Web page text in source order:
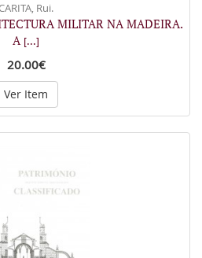
Rui.
MILITAR NA MADEIRA.
A [...]
20.00€
Ver Item